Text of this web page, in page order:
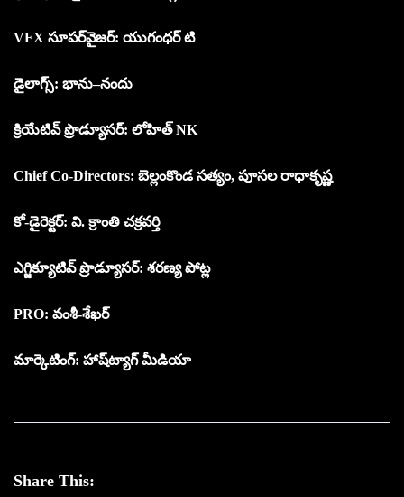
VFX సూపర్‌వైజర్: యుగంధర్ టి
డైలాగ్స్: భాను–నందు
క్రియేటివ్ ప్రొడ్యూసర్: లోహిత్ NK
Chief Co-Directors: బెల్లంకొండ సత్యం, పూసల రాధాకృష్ణ
కో-డైరెక్టర్: వి. క్రాంతి చక్రవర్తి
ఎగ్జిక్యూటివ్ ప్రొడ్యూసర్: శరణ్య పోట్ల
PRO: వంశీ-శేఖర్
మార్కెటింగ్: హాష్‌ట్యాగ్ మీడియా
Share This: